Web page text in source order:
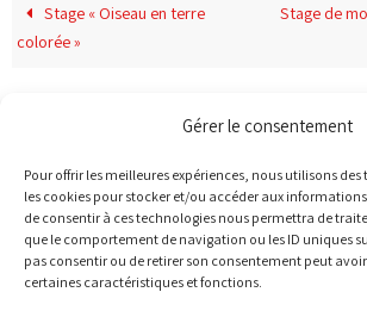
Gérer le consentement
Pour offrir les meilleures expériences, nous utilisons
les cookies pour stocker et/ou accéder aux
de consentir à ces technologies nous permettra de
que le comportement de navigation ou les ID uniques
pas consentir ou de retirer son consentement peut
certaines caractéristiques et fonctions.
Stage « Oiseau en terre
colorée »
Stage de
MENTIONS LÉGALES POLITIQUE DE COOKIES
POLITIQUE DE CONFIDENTIALITÉ